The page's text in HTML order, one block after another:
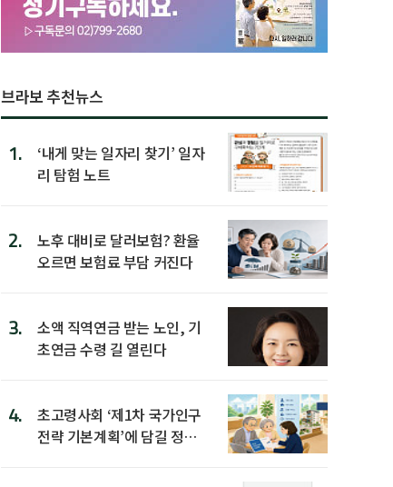
브라보 추천뉴스
1.
‘내게 맞는 일자리 찾기’ 일자
리 탐험 노트
2.
노후 대비로 달러보험? 환율
오르면 보험료 부담 커진다
3.
소액 직역연금 받는 노인, 기
초연금 수령 길 열린다
4.
초고령사회 ‘제1차 국가인구
전략 기본계획’에 담길 정책